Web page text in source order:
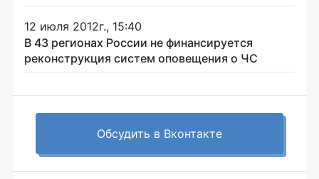
12 июля 2012г., 15:40
В 43 регионах России не финансируется
реконструкция систем оповещения о ЧС
Обсудить в Вконтакте